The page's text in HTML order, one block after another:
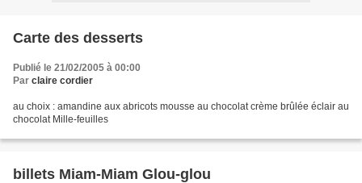
Carte des desserts
Publié le 21/02/2005 à 00:00
Par claire cordier
au choix : amandine aux abricots mousse au chocolat crème brûlée éclair au
chocolat Mille-feuilles
billets Miam-Miam Glou-glou